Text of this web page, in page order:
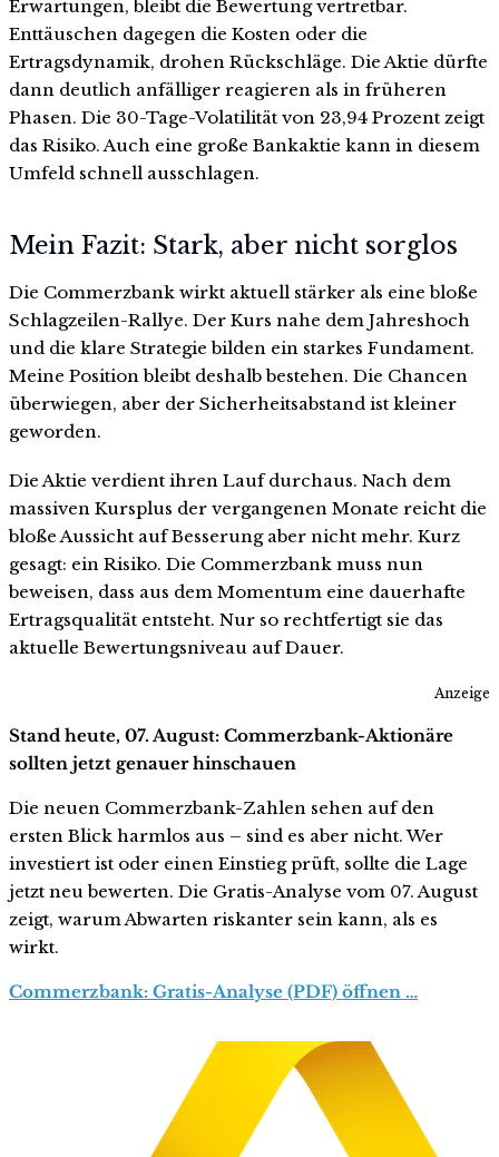
Erwartungen, bleibt die Bewertung vertretbar.
Enttäuschen dagegen die Kosten oder die
Ertragsdynamik, drohen Rückschläge. Die Aktie dürfte
dann deutlich anfälliger reagieren als in früheren
Phasen. Die 30-Tage-Volatilität von 23,94 Prozent zeigt
das Risiko. Auch eine große Bankaktie kann in diesem
Umfeld schnell ausschlagen.
Mein Fazit: Stark, aber nicht sorglos
Die Commerzbank wirkt aktuell stärker als eine bloße
Schlagzeilen-Rallye. Der Kurs nahe dem Jahreshoch
und die klare Strategie bilden ein starkes Fundament.
Meine Position bleibt deshalb bestehen. Die Chancen
überwiegen, aber der Sicherheitsabstand ist kleiner
geworden.
Die Aktie verdient ihren Lauf durchaus. Nach dem
massiven Kursplus der vergangenen Monate reicht die
bloße Aussicht auf Besserung aber nicht mehr. Kurz
gesagt: ein Risiko. Die Commerzbank muss nun
beweisen, dass aus dem Momentum eine dauerhafte
Ertragsqualität entsteht. Nur so rechtfertigt sie das
aktuelle Bewertungsniveau auf Dauer.
Anzeige
Stand heute, 07. August: Commerzbank-Aktionäre
sollten jetzt genauer hinschauen
Die neuen Commerzbank-Zahlen sehen auf den
ersten Blick harmlos aus – sind es aber nicht. Wer
investiert ist oder einen Einstieg prüft, sollte die Lage
jetzt neu bewerten. Die Gratis-Analyse vom 07. August
zeigt, warum Abwarten riskanter sein kann, als es
wirkt.
Commerzbank: Gratis-Analyse (PDF) öffnen …